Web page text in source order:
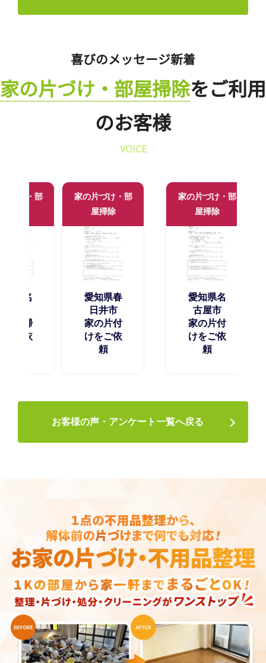
喜びのメッセージ新着
家の片づけ・部屋掃除をご利用
のお客様
VOICE
家の片づけ・部
屋掃除
愛知県春
日井市
家の片付
けをご依
家の片づけ・部
屋掃除
愛知県名
古屋市
家の片付
けをご依
お客様の声・アンケート一覧へ戻る